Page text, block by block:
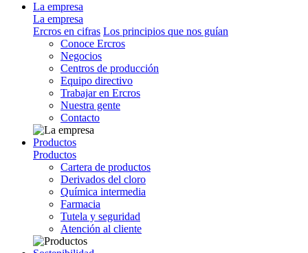
La empresa
La empresa
Ercros en cifras Los principios que nos guían
Conoce Ercros
Negocios
Centros de producción
Equipo directivo
Trabajar en Ercros
Nuestra gente
Contacto
Productos
Productos
Cartera de productos
Derivados del cloro
Química intermedia
Farmacia
Tutela y seguridad
Atención al cliente